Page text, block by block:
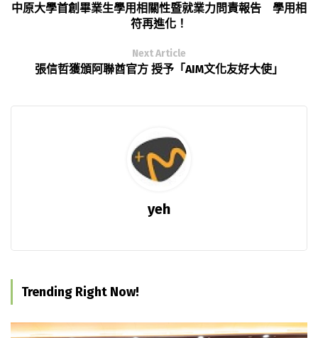
中原大學首創畢業生學用相關性暨就業力問責報告 學用相
符再進化！
Next Article
張信哲獲頒阿聯酋官方 授予「AIM文化友好大使」
yeh
Trending Right Now!